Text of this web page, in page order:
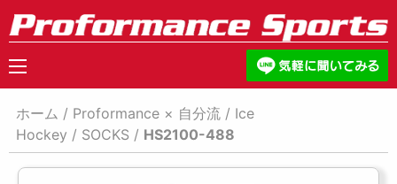
ホーム / Proformance × 自分流 / Ice
Hockey / SOCKS / HS2100-488